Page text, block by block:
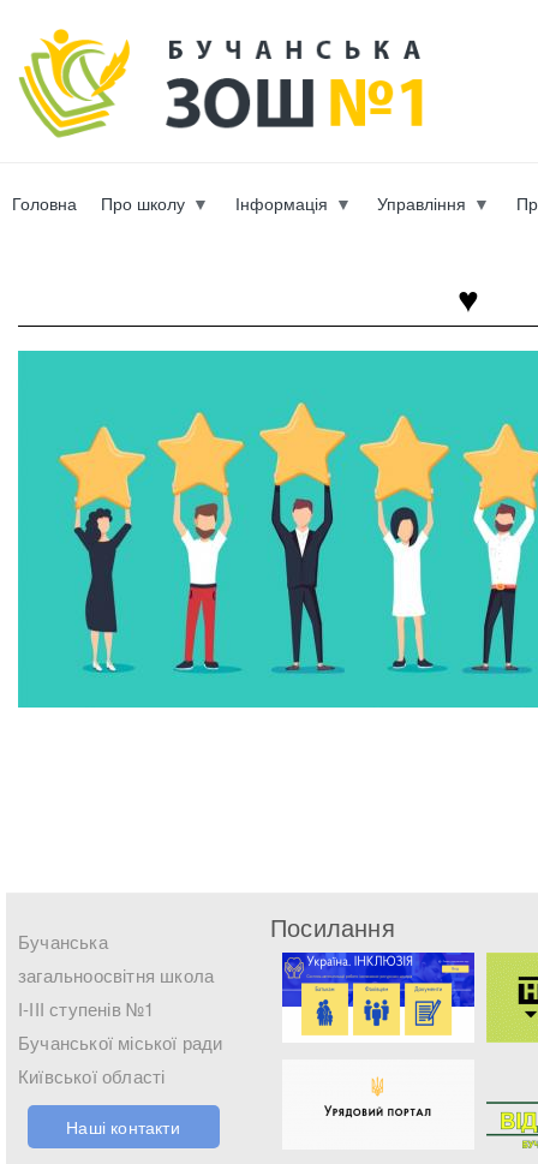
Головна Про школу Інформація Управління
♥
Бучанська
загальноосвітня школа
І-ІІІ ступенів №1
Бучанської міської ради
Київської області
Наші контакти
Посилання